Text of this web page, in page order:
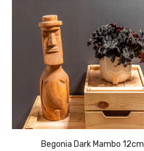
Begonia Dark Mambo 12cm